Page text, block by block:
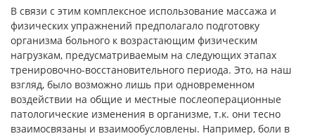
В связи с этим комплексное использование массажа и
физических упражнений предполагало подготовку
организма больного к возрастающим физическим
нагрузкам, предусматриваемым на следующих этапах
тренировочно-восстановительного периода. Это, на наш
взгляд, было возможно лишь при одновременном
воздействии на общие и местные послеоперационные
патологические изменения в организме, т.к. они тесно
взаимосвязаны и взаимообусловлены. Например, боли в